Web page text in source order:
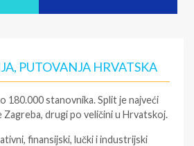
PUTOVANJA HRVATSKA
180.000 stanovnika. Split je najveći
Zagreba, drugi po veličini u Hrvatskoj.
finansijski, lučki i industrijski